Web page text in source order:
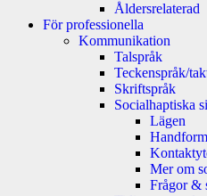
Åldersrelaterad
För professionella
Kommunikation
Talspråk
Teckenspråk/
Skriftspråk
Socialhaptiska
Lägen
Mer om
Frågor &